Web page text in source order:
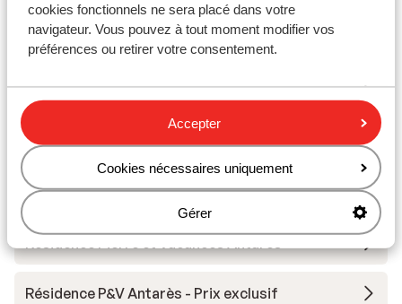
cookies fonctionnels ne sera placé dans votre
navigateur. Vous pouvez à tout moment modifier vos
préférences ou retirer votre consentement.
Accepter
Cookies nécessaires uniquement
Gérer
SOWELL COLLECTION Hôtel des Dromonts &
Spa
Résidence Pierre et Vacances Premium L’Amara
Résidence P&V Premium L'Amara - Prix exclusif
Club Belambra Les Cimes du Soleil
Résidence Pierre et Vacances Antarès
Résidence P&V Antarès - Prix exclusif